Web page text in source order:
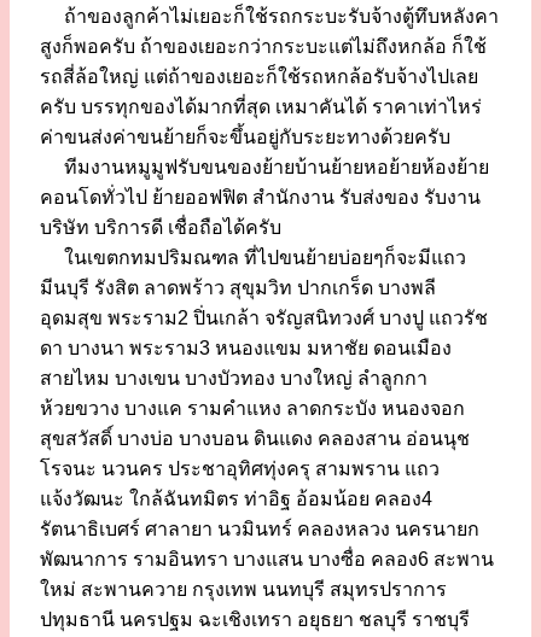
ถ้าของลูกค้าไม่เยอะก็ใช้รถกระบะรับจ้างตู้ทึบหลังคา
สูงก็พอครับ ถ้าของเยอะกว่ากระบะแต่ไม่ถึงหกล้อ ก็ใช้
รถสี่ล้อใหญ่ แต่ถ้าของเยอะก็ใช้รถหกล้อรับจ้างไปเลย
ครับ บรรทุกของได้มากที่สุด เหมาคันได้ ราคาเท่าไหร่
ค่าขนส่งค่าขนย้ายก็จะขึ้นอยู่กับระยะทางด้วยครับ
ทีมงานหมูมูฟรับขนของย้ายบ้านย้ายหอย้ายห้องย้าย
คอนโดทั่วไป ย้ายออฟฟิต สำนักงาน รับส่งของ รับงาน
บริษัท บริการดี เชื่อถือได้ครับ
ในเขตกทมปริมณฑล ที่ไปขนย้ายบ่อยๆก็จะมีแถว
มีนบุรี รังสิต ลาดพร้าว สุขุมวิท ปากเกร็ด บางพลี
อุดมสุข พระราม2 ปิ่นเกล้า จรัญสนิทวงศ์ บางปู แถวรัช
ดา บางนา พระราม3 หนองแขม มหาชัย ดอนเมือง
สายไหม บางเขน บางบัวทอง บางใหญ่ ลำลูกกา
ห้วยขวาง บางแค รามคำแหง ลาดกระบัง หนองจอก
สุขสวัสดิ์ บางบ่อ บางบอน ดินแดง คลองสาน อ่อนนุช
โรจนะ นวนคร ประชาอุทิศทุ่งครุ สามพราน แถว
แจ้งวัฒนะ ใกล้ฉันทมิตร ท่าอิฐ อ้อมน้อย คลอง4
รัตนาธิเบศร์ ศาลายา นวมินทร์ คลองหลวง นครนายก
พัฒนาการ รามอินทรา บางแสน บางซื่อ คลอง6 สะพาน
ใหม่ สะพานควาย กรุงเทพ นนทบุรี สมุทรปราการ
ปทุมธานี นครปฐม ฉะเชิงเทรา อยุธยา ชลบุรี ราชบุรี